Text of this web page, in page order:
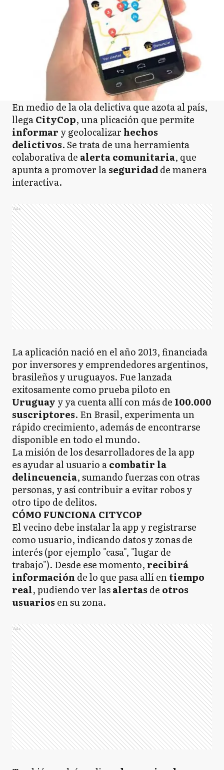
En medio de la ola delictiva que azota al país,
llegaCityCop, una plicación que permite
informar y geolocalizar hechos
delictivos. Se trata de una herramienta
colaborativa de alerta comunitaria, que
apunta a promover laseguridadde manera
interactiva.
Ads
La aplicación nació en el año 2013, financiada
por inversores y emprendedores argentinos,
brasileños y uruguayos. Fue lanzada
exitosamente como prueba ­piloto en
Uruguay y ya cuenta allí con más de 100.000
suscriptores. En Brasil, experimenta un
rápido crecimiento, además de encontrarse
disponible en todo el mundo.
La misión de los desarrolladores de la app
es ayudar al usuario acombatir la
delincuencia, sumando fuerzas con otras
personas, y así contribuir a evitar robos y
otro tipo de delitos.
CÓMO FUNCIONA CITYCOP
El vecino debe instalar la app y registrarse
como usuario, indicando datos y zonas de
interés (por ejemplo "casa", "lugar de
trabajo"). Desde ese momento, recibirá
información de lo que pasa allí entiempo
real, pudiendo ver lasalertas de otros
usuarios en su zona.
Ads